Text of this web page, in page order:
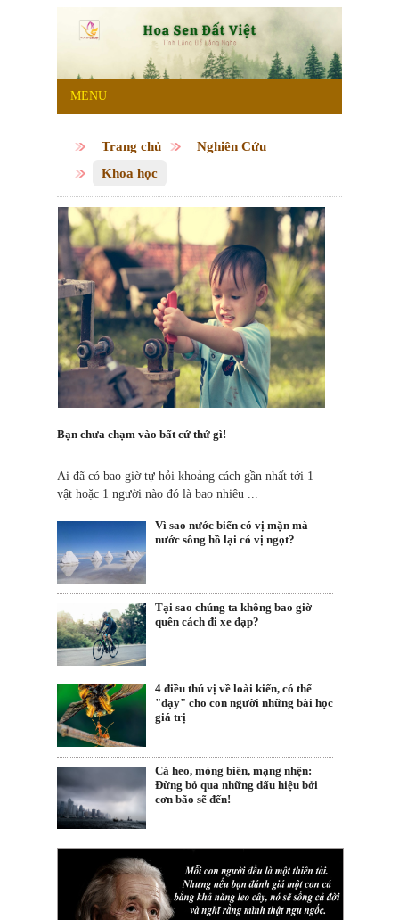
MENU
Trang chủ
Nghiên Cứu
Khoa học
Bạn chưa chạm vào bất cứ thứ gì!
Ai đã có bao giờ tự hỏi khoảng cách gần nhất tới 1
vật hoặc 1 người nào đó là bao nhiêu ...
Vì sao nước biển có vị mặn mà
nước sông hồ lại có vị ngọt?
Tại sao chúng ta không bao giờ
quên cách đi xe đạp?
4 điều thú vị về loài kiến, có thể
"dạy" cho con người những bài học
giá trị
Cá heo, mòng biển, mạng nhện:
Đừng bỏ qua những dấu hiệu bởi
cơn bão sẽ đến!